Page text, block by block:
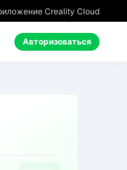
Creality Cloud
Авторизоваться